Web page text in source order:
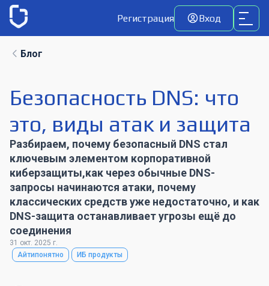
Регистрация Вход
Блог
Безопасность DNS: что
это, виды атак и защита
Разбираем, почему безопасный DNS стал
ключевым элементом корпоративной
киберзащиты,как через обычные DNS-
запросы начинаются атаки, почему
классических средств уже недостаточно, и как
DNS-защита останавливает угрозы ещё до
соединения
31 окт. 2025 г.
Айтипонятно
ИБ продукты